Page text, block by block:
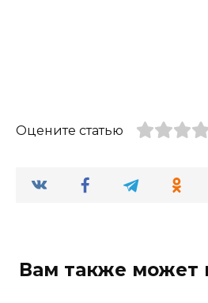
Оцените статью
Вам также может